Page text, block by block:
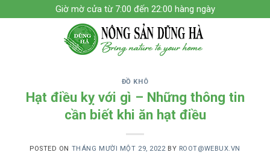
to
Giờ mờ cửa từ 7:00 đến 22:00 hàng ngày
ĐỒ KHÔ
Hạt điều kỵ với gì – Những thông tin
cần biết khi ăn hạt điều
POSTED ON THÁNG MƯỜI MỘT 29, 2022 BY ROOT@WEBUX.VN